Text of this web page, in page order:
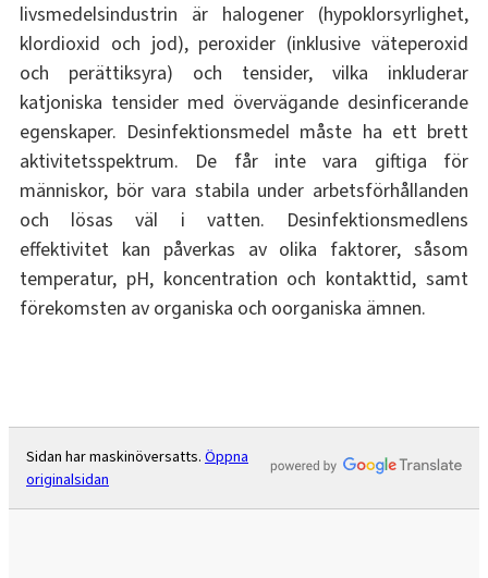
livsmedelsindustrin är halogener (hypoklorsyrlighet,
klordioxid och jod), peroxider (inklusive väteperoxid
och perättiksyra) och tensider, vilka inkluderar
katjoniska tensider med övervägande desinficerande
egenskaper. Desinfektionsmedel måste ha ett brett
aktivitetsspektrum. De får inte vara giftiga för
människor, bör vara stabila under arbetsförhållanden
och lösas väl i vatten. Desinfektionsmedlens
effektivitet kan påverkas av olika faktorer, såsom
temperatur, pH, koncentration och kontakttid, samt
förekomsten av organiska och oorganiska ämnen.
Sidan har maskinöversatts. Öppna
originalsidan